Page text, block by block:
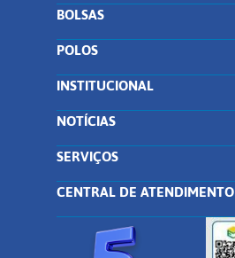
BOLSAS
POLOS
INSTITUCIONAL
NOTÍCIAS
SERVIÇOS
CENTRAL DE ATENDIMENTO